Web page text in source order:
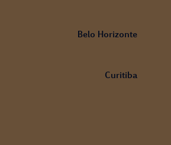
Belo Horizonte
Curitiba